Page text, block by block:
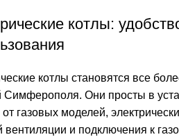
котлы:
котлы становятся все
Симферополя. Они просты в
от газовых моделей,
вентиляции и подключения к